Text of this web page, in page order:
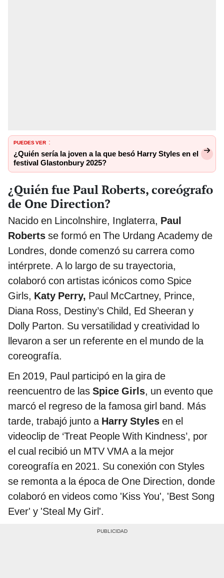
PUEDES VER :
¿Quién sería la joven a la que besó Harry Styles en el
festival Glastonbury 2025?
¿Quién fue Paul Roberts, coreógrafo
de One Direction?
Nacido en Lincolnshire, Inglaterra, Paul
Roberts se formó en The Urdang Academy de
Londres, donde comenzó su carrera como
intérprete. A lo largo de su trayectoria,
colaboró con artistas icónicos como Spice
Girls, Katy Perry, Paul McCartney, Prince,
Diana Ross, Destiny’s Child, Ed Sheeran y
Dolly Parton. Su versatilidad y creatividad lo
llevaron a ser un referente en el mundo de la
coreografía.
En 2019, Paul participó en la gira de
reencuentro de las Spice Girls, un evento que
marcó el regreso de la famosa girl band. Más
tarde, trabajó junto a Harry Styles en el
videoclip de ‘Treat People With Kindness’, por
el cual recibió un MTV VMA a la mejor
coreografía en 2021. Su conexión con Styles
se remonta a la época de One Direction, donde
colaboró en videos como 'Kiss You', 'Best Song
Ever' y 'Steal My Girl'.